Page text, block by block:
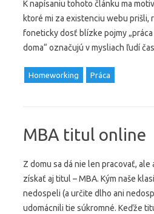
K napísaniu tohoto článku ma
ktoré mi za existenciu webu prišli,
foneticky dosť blízke pojmy „práca
doma“ označujú v mysliach ľudí
Homeworking Práca
MBA titul online
Z domu sa dá nie len pracovať, ale
získať aj titul – MBA. Kým naše
nedospeli (a určite dlho ani
udomácnili tie súkromné. Keďže